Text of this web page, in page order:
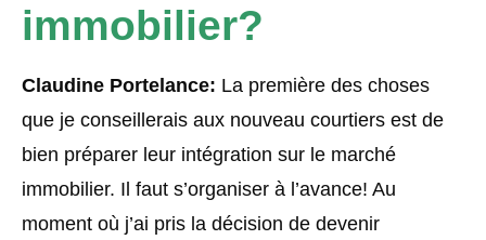
immobilier?
Claudine Portelance: La première des choses
que je conseillerais aux nouveau courtiers est de
bien préparer leur intégration sur le marché
immobilier. Il faut s’organiser à l’avance! Au
moment où j’ai pris la décision de devenir